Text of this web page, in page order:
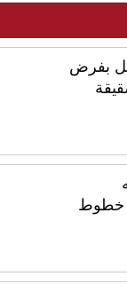
بفرض
خطوط